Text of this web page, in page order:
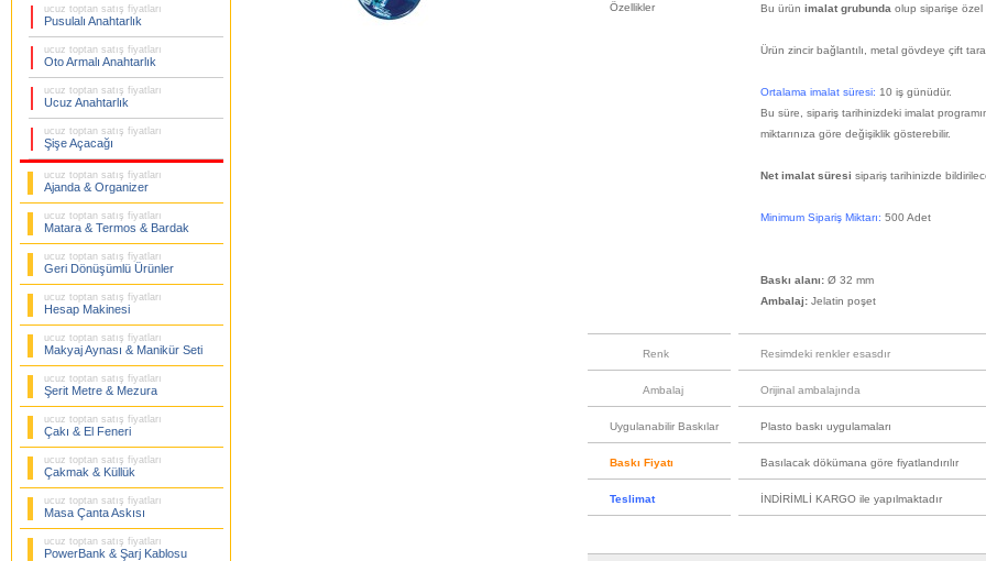
ucuz toptan satış fiyatları
Pusulalı Anahtarlık
ucuz toptan satış fiyatları
Oto Armalı Anahtarlık
ucuz toptan satış fiyatları
Ucuz Anahtarlık
ucuz toptan satış fiyatları
Şişe Açacağı
ucuz toptan satış fiyatları
Ajanda & Organizer
ucuz toptan satış fiyatları
Matara & Termos & Bardak
ucuz toptan satış fiyatları
Geri Dönüşümlü Ürünler
ucuz toptan satış fiyatları
Hesap Makinesi
ucuz toptan satış fiyatları
Makyaj Aynası & Manikür Seti
ucuz toptan satış fiyatları
Şerit Metre & Mezura
ucuz toptan satış fiyatları
Çakı & El Feneri
ucuz toptan satış fiyatları
Çakmak & Küllük
ucuz toptan satış fiyatları
Masa Çanta Askısı
ucuz toptan satış fiyatları
PowerBank & Şarj Kablosu
Özellikler Bu ürün imalat grubunda olup siparişe özel
Ürün zincir bağlantılı, metal gövdeye çift
Ortalama imalat süresi: 10 iş günüdür.
Bu süre, sipariş tarihinizdeki imalat
miktarınıza göre değişiklik gösterebilir.
Net imalat süresi sipariş tarihinizde
Minimum Sipariş Miktarı: 500 Adet
Baskı alanı:Ø 32 mm
Ambalaj:Jelatin poşet
Renk Resimdeki renkler esasdır
Ambalaj Orijinal ambalajında
Uygulanabilir Baskılar Plasto baskı uygulamaları
Baskı Fiyatı Basılacak dökümana göre fiyatlandırılır
Teslimat İNDİRİMLİ KARGO ile yapılmaktadır